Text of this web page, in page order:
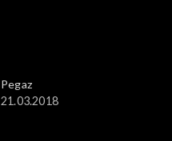
Pegaz
21.03.2018